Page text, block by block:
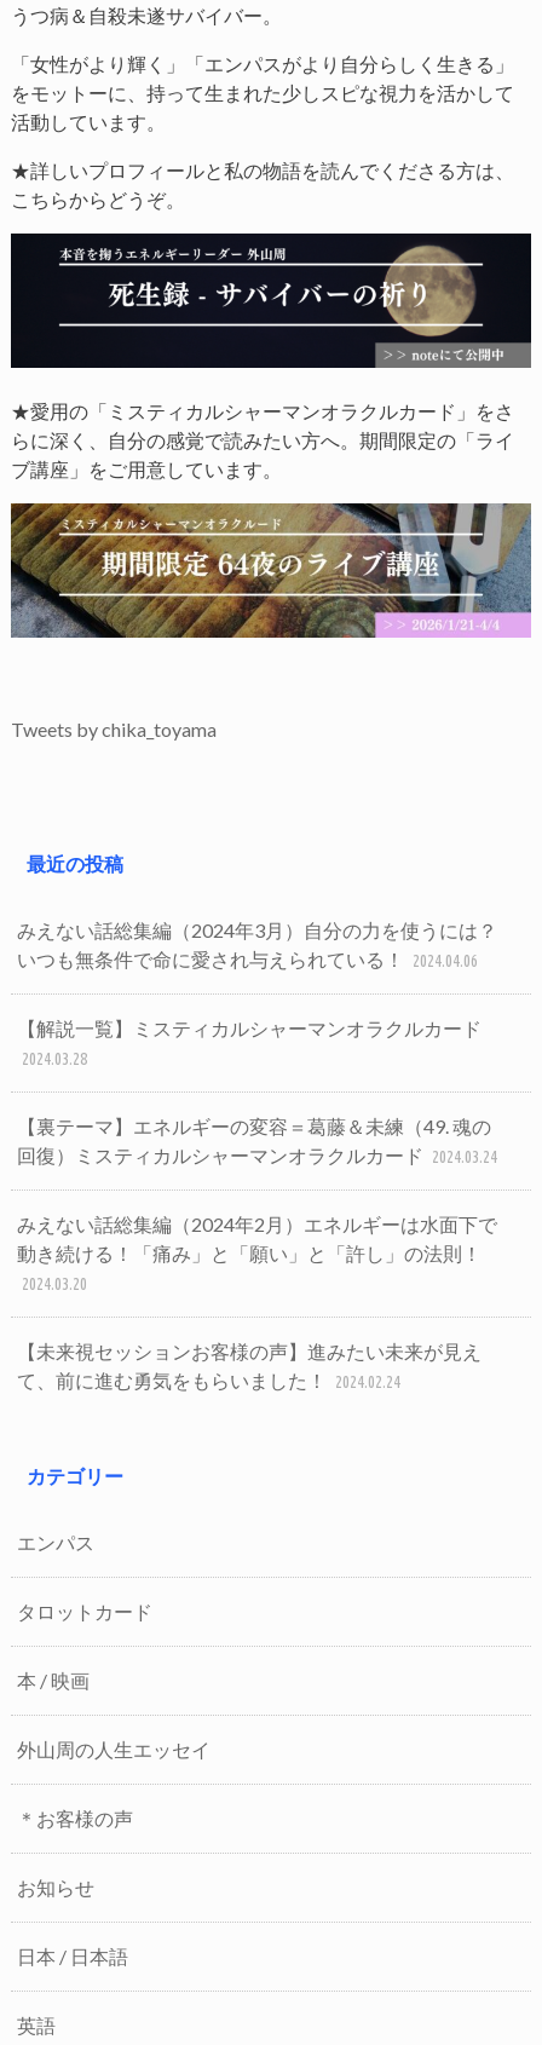
うつ病＆自殺未遂サバイバー。
「女性がより輝く」「エンパスがより自分らしく生きる」
をモットーに、持って生まれた少しスピな視力を活かして
活動しています。
★詳しいプロフィールと私の物語を読んでくださる方は、
こちらからどうぞ。
★愛用の「ミスティカルシャーマンオラクルカード」をさ
らに深く、自分の感覚で読みたい方へ。期間限定の「ライ
ブ講座」をご用意しています。
Tweets by chika_toyama
最近の投稿
みえない話総集編（2024年3月）自分の力を使うには？
いつも無条件で命に愛され与えられている！
2024.04.06
【解説一覧】ミスティカルシャーマンオラクルカード
2024.03.28
【裏テーマ】エネルギーの変容＝葛藤＆未練（49. 魂の
回復）ミスティカルシャーマンオラクルカード
2024.03.24
みえない話総集編（2024年2月）エネルギーは水面下で
動き続ける！「痛み」と「願い」と「許し」の法則！
2024.03.20
【未来視セッションお客様の声】進みたい未来が見え
て、前に進む勇気をもらいました！
2024.02.24
カテゴリー
エンパス
タロットカード
本 / 映画
外山周の人生エッセイ
＊お客様の声
お知らせ
日本 / 日本語
英語